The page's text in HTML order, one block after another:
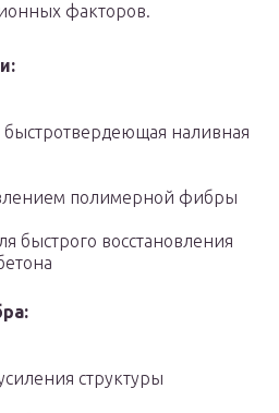
факторов.
быстротвердеющая наливная
полимерной фибры
быстрого восстановления
структуры